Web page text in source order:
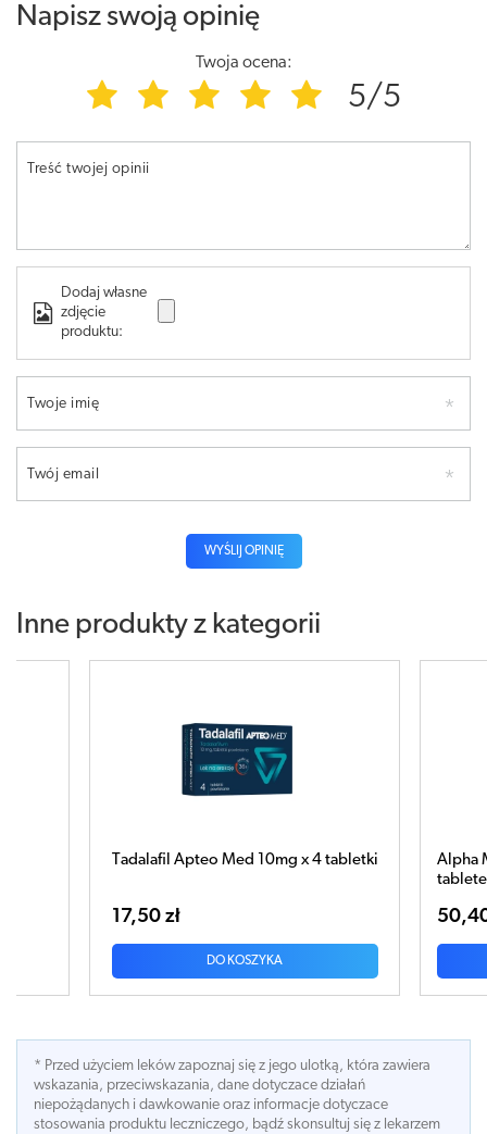
Napisz swoją opinię
Twoja ocena:
5/5
Treść twojej opinii
Dodaj własne
zdjęcie
produktu:
Twoje imię
Twój email
WYŚLIJ OPINIĘ
Inne produkty z kategorii
Alpha Max z palmą sabałową x 60
50,40 zł
DO KOSZYKA
* Przed użyciem leków zapoznaj się z jego ulotką, która zawiera
wskazania, przeciwskazania, dane dotyczace działań
niepożądanych i dawkowanie oraz informacje dotyczace
stosowania produktu leczniczego, bądź skonsultuj się z lekarzem